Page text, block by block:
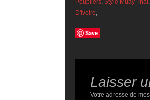
Peupliers, Style Muay Thai
D'ivoire,
Save
Laisser
Votre adresse de